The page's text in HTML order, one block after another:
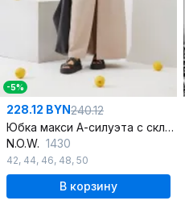
-5%
228.12 BYN240.12
Юбка макси А-силуэта с складками и прорезными карманами
N.O.W. 1430
42, 44, 46, 48, 50
В корзину